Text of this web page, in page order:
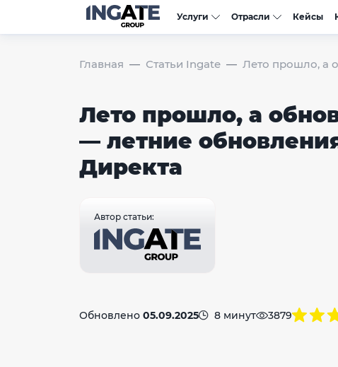
Услуги Отрасли Кейсы
Главная Статьи Ingate Лето прошло, а
Лето прошло, а
— летние
Директа
Автор статьи:
Обновлено 05.09.2025 8 минут 3879